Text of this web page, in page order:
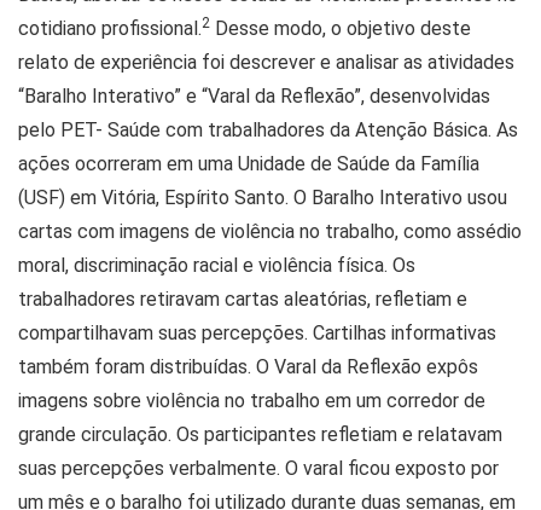
cotidiano profissional.2 Desse modo, o objetivo deste
relato de experiência foi descrever e analisar as atividades
“Baralho Interativo” e “Varal da Reflexão”, desenvolvidas
pelo PET- Saúde com trabalhadores da Atenção Básica. As
ações ocorreram em uma Unidade de Saúde da Família
(USF) em Vitória, Espírito Santo. O Baralho Interativo usou
cartas com imagens de violência no trabalho, como assédio
moral, discriminação racial e violência física. Os
trabalhadores retiravam cartas aleatórias, refletiam e
compartilhavam suas percepções. Cartilhas informativas
também foram distribuídas. O Varal da Reflexão expôs
imagens sobre violência no trabalho em um corredor de
grande circulação. Os participantes refletiam e relatavam
suas percepções verbalmente. O varal ficou exposto por
um mês e o baralho foi utilizado durante duas semanas, em